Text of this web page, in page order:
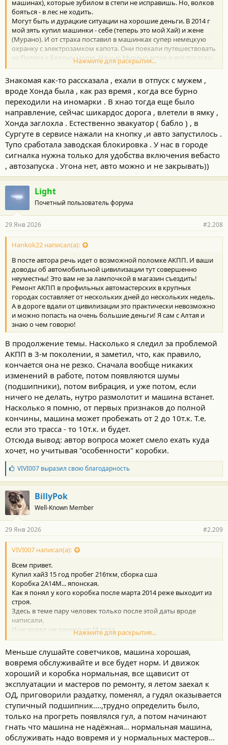
:
машинах), которые зубилом в степи не исправишь. Но, волков
бояться - в лес не ходить.
Могут быть и дурацкие ситуации на хорошие деньги. В 2014 г
мой зять купил машинки - себе (теперь это мой Хай) и жене
(Мурано). И от страха поставил в машинках супер немецкую
охранку с электрозамком капота. Они поехали путешествовать
из Питера к Белому морю. Ночью Мурано встал и всё погасло.
Они оба полные чайники, поэтому даже капот не могли
вызвали эвакуатор за сотни км. и дрожали всю ночь. Их
привезли на СТО, там вскрыли капот и выяснили, что просто от
тряски слетела одна клемма с аккумулятора. Эвакуаторщик
снял с них хорошие деньги. После этого я снял со своего Хая
электрозамок капота, а потом и супер охранку (т.к. она подвела
меня пару раз, а в электронике я хреново разбираюсь).
Нажмите для раскрытия...
Знакомая как-то рассказала , ехали в отпуск с мужем ,
вроде Хонда была , как раз время , когда все бурно
переходили на иномарки . В хнао тогда еще было
направление, сейчас шикардос дорога , влетели в ямку ,
Хонда заглохла . Естественно эвакуатор ( бабло ) , в
Сургуте в сервисе нажали на кнопку ,и авто запустилось .
Тупо сработала заводская блокировка . У нас в городе
сигналка нужна только для удобства включения вебасто
, автозапуска . Угона нет, авто можно и не закрывать))
Light
Почетный пользователь форума
29 Янв 2026 #2.208
Hankok22 написал(а):
В посте автора речь идет о возможной поломке АКПП. И ваши
доводы об автомобильной цивилизации тут совершенно
неуместны! Это вам не за лампочкой в магазин съездить!
Ремонт АКПП в профильных автомастерских в крупных
городах составляет от нескольких дней до нескольких недель.
А в дороге вдали от цивилизации это практически невозможно
и можно попасть на очень большие деньги! Я сам с Алтая и
знаю о чем говорю!
В продолжение темы. Насколько я следил за проблемой
АКПП в 3-м поколении, я заметил, что, как правило,
кончается она не резко. Сначала вообще никаких
изменений в работе, потом появляются шумы
(подшипники), потом вибрация, и уже потом, если
ничего не делать, нутро размолотит и машина встанет.
Насколько я помню, от первых признаков до полной
кончины, машина может пробежать от 2 до 10т.к. Т.е.
если это трасса - то 10т.к. и будет.
Отсюда вывод: автор вопроса может смело ехать куда
хочет, но учитывая "особенности" коробки.
Б
л
а
г
о
д
а
н
о
с
и
:
VIVI007выразил свою благодарность
BillyPok
Well-Known Member
29 Янв 2026 #2.209
VIVI007 написал(а):
Всем привет.
Купил хай3 15 год пробег 216ткм, сборка сша
Коробка 2А14М... японская.
Как я понял у кого коробка после марта 2014 реже выходит из
строя.
Здесь в теме пару человек только после этой даты вроде
написали.
И не видел ни одного из 16 года.
Купил авто чтобы ездить на дальняк в путешествия и честно
говоря в ахере от рисков теперь.
Движок видите ли какой-то капризный топать нельзя, коробка
вообще отрыгнуть при пробеге около 150+ должна.
Получается ель и дрожи вдруг чего будет отпуск накрывается
тазом.
Планировал поездить на нем до 250-300 лет 5-7 и продать.
А сейчас сижу и думаю ну на какой нахер Алтай я на нем теперь
поеду если такой пробег для АКПП пограничный чтобы что, в
горах без связи в 100км от связи встать без коробки((( да ещё в
3тыскм от дома с детьми.
Ещё и мот на прицепе хотел возить.
Нажмите для раскрытия...
Меньше слушайте советчиков, машина хорошая,
вовремя обслуживайте и все будет норм. И движок
хороший и коробка нормальная, все щависит от
эксплуатации и мастеров по ремонту, я летом заехал к
ОД, приговорили раздатку, поменял, а гудял оказывается
ступичный подшипник....,трудно определить было,
только на прогреть появлялся гул, а потом начинают
гнать что машина не надёжная... нормальная машина,
обслуживать надо вовремя и у нормальных мастеров...